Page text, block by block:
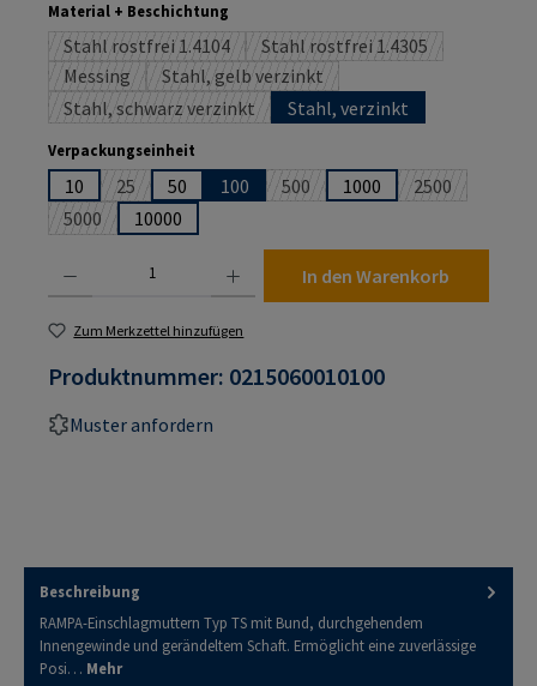
Material + Beschichtung
Stahl rostfrei 1.4104(Diese Option ist zurzeit nicht verfügbar.)
Stahl rostfrei 1.4305(Diese Option ist zurzeit
Messing(Diese Option ist zurzeit nicht verfügbar.)
Stahl, gelb verzinkt(Diese Option ist zurzeit nicht verfügbar.)
Stahl, schwarz verzinkt(Diese Option ist zurzeit nicht verfügbar.)
Stahl, verzinkt
Verpackungseinheit
10 25(Diese Option ist zurzeit nicht verfügbar.)
50 100 500(Diese Option ist zurzeit nicht
1000 2500(Diese Option
5000(Diese Option ist zurzeit nicht verfügbar.)
10000
In den Warenkorb
Zum Merkzettel hinzufügen
Produktnummer: 0215060010100
Muster anfordern
Beschreibung
RAMPA-Einschlagmuttern Typ TS mit Bund, durchgehendem
Innengewinde und gerändeltem Schaft. Ermöglicht eine zuverlässige
Posi… Mehr